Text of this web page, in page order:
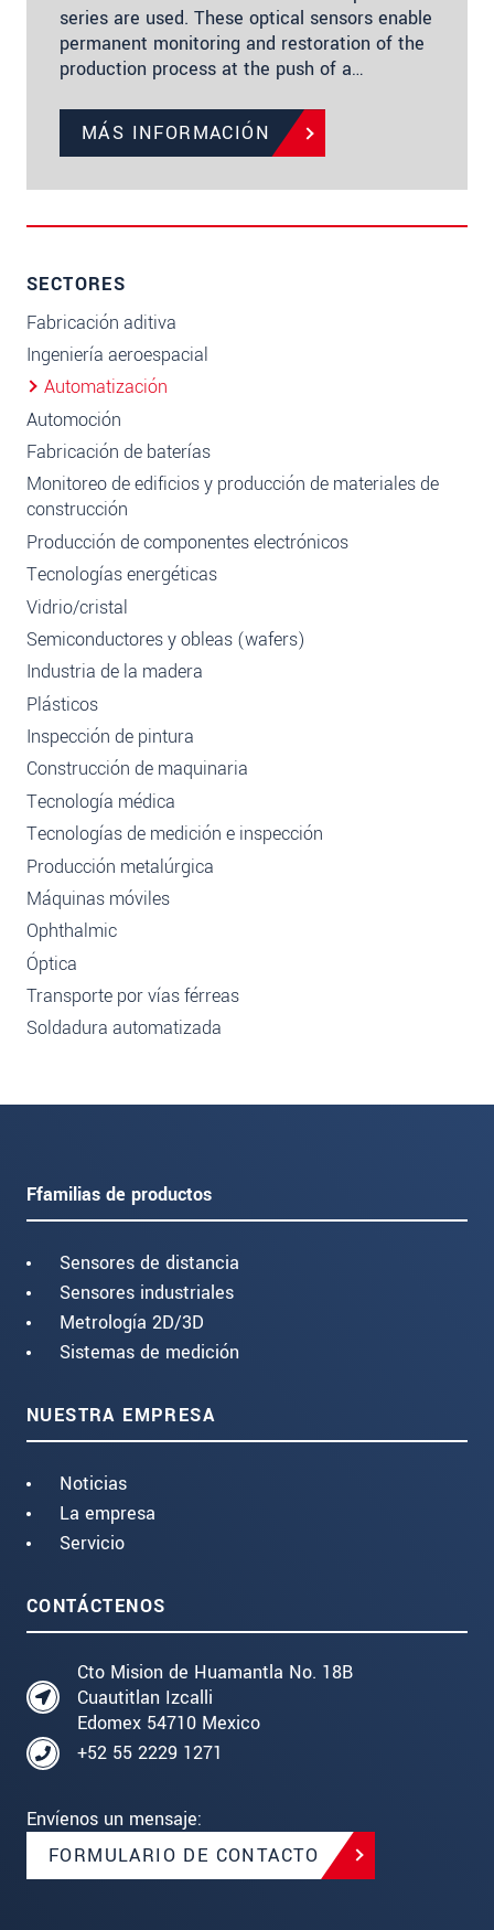
series are used. These optical sensors enable
permanent monitoring and restoration of the
production process at the push of a…
MÁS INFORMACIÓN
SECTORES
Fabricación aditiva
Ingeniería aeroespacial
Automatización
Automoción
Fabricación de baterías
Monitoreo de edificios y producción de materiales de
construcción
Producción de componentes electrónicos
Tecnologías energéticas
Vidrio/cristal
Semiconductores y obleas (wafers)
Industria de la madera
Plásticos
Inspección de pintura
Construcción de maquinaria
Tecnología médica
Tecnologías de medición e inspección
Producción metalúrgica
Máquinas móviles
Ophthalmic
Óptica
Transporte por vías férreas
Soldadura automatizada
Ffamilias de productos
Sensores de distancia
Sensores industriales
Metrología 2D/3D
Sistemas de medición
NUESTRA EMPRESA
Noticias
La empresa
Servicio
CONTÁCTENOS
Cto Mision de Huamantla No. 18B
Cuautitlan Izcalli
Edomex 54710 Mexico
+52 55 2229 1271
Envíenos un mensaje:
FORMULARIO DE CONTACTO